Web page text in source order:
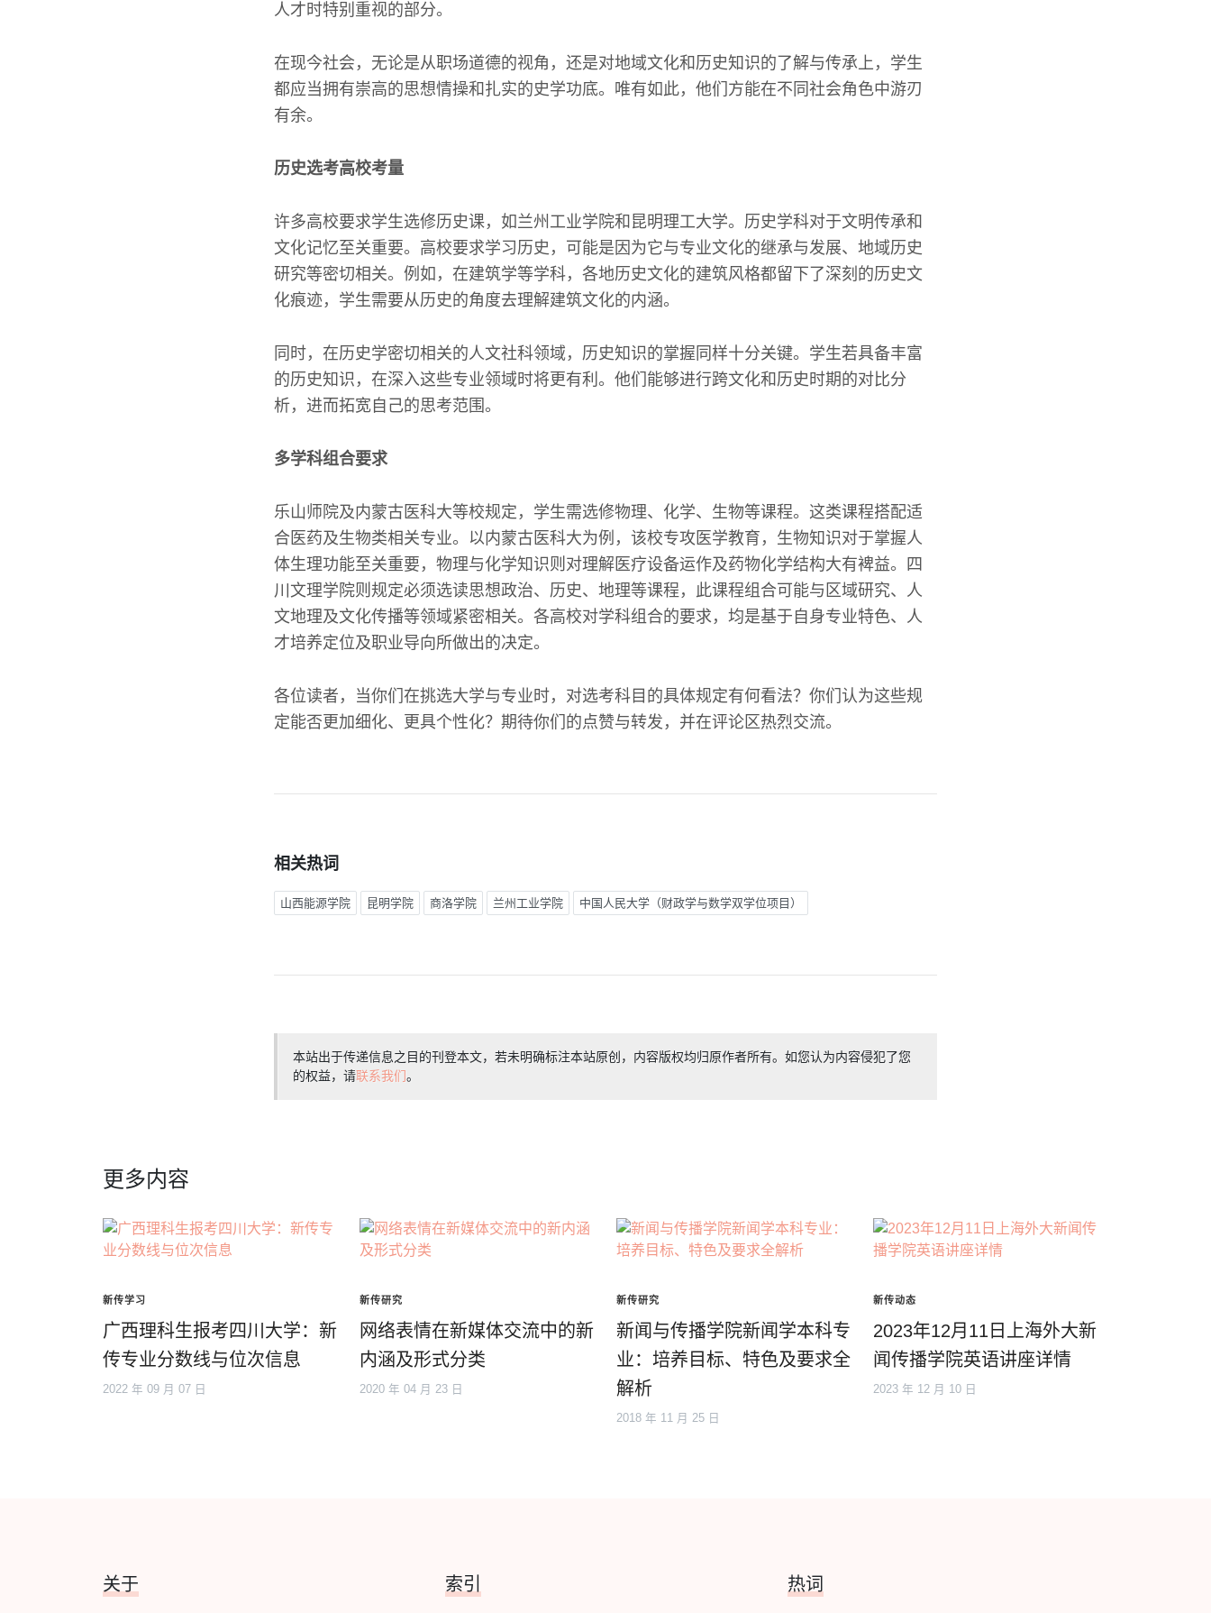
人才时特别重视的部分。
在现今社会，无论是从职场道德的视角，还是对地域文化和历史知识的了解与传承上，学生
都应当拥有崇高的思想情操和扎实的史学功底。唯有如此，他们方能在不同社会角色中游刃
有余。
历史选考高校考量
许多高校要求学生选修历史课，如兰州工业学院和昆明理工大学。历史学科对于文明传承和
文化记忆至关重要。高校要求学习历史，可能是因为它与专业文化的继承与发展、地域历史
研究等密切相关。例如，在建筑学等学科，各地历史文化的建筑风格都留下了深刻的历史文
化痕迹，学生需要从历史的角度去理解建筑文化的内涵。
同时，在历史学密切相关的人文社科领域，历史知识的掌握同样十分关键。学生若具备丰富
的历史知识，在深入这些专业领域时将更有利。他们能够进行跨文化和历史时期的对比分
析，进而拓宽自己的思考范围。
多学科组合要求
乐山师院及内蒙古医科大等校规定，学生需选修物理、化学、生物等课程。这类课程搭配适
合医药及生物类相关专业。以内蒙古医科大为例，该校专攻医学教育，生物知识对于掌握人
体生理功能至关重要，物理与化学知识则对理解医疗设备运作及药物化学结构大有裨益。四
川文理学院则规定必须选读思想政治、历史、地理等课程，此课程组合可能与区域研究、人
文地理及文化传播等领域紧密相关。各高校对学科组合的要求，均是基于自身专业特色、人
才培养定位及职业导向所做出的决定。
各位读者，当你们在挑选大学与专业时，对选考科目的具体规定有何看法？你们认为这些规
定能否更加细化、更具个性化？期待你们的点赞与转发，并在评论区热烈交流。
相关热词
山西能源学院 昆明学院 商洛学院 兰州工业学院 中国人民大学（财政学与数学双学位项目）
本站出于传递信息之目的刊登本文，若未明确标注本站原创，内容版权均归原作者所有。如您认为内容侵犯了您
的权益，请联系我们。
更多内容
新传学习
广西理科生报考四川大学：新
传专业分数线与位次信息
2022 年 09 月 07 日
新传研究
网络表情在新媒体交流中的新
内涵及形式分类
2020 年 04 月 23 日
新传研究
新闻与传播学院新闻学本科专
业：培养目标、特色及要求全
解析
2018 年 11 月 25 日
新传动态
2023年12月11日上海外大新
闻传播学院英语讲座详情
2023 年 12 月 10 日
关于 索引 热词